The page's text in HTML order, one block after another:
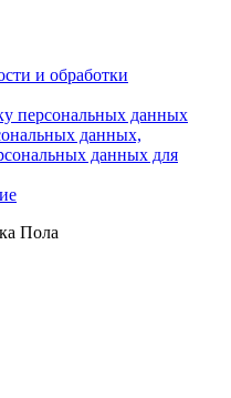
и обработки
персональных данных
данных,
данных для
Пола